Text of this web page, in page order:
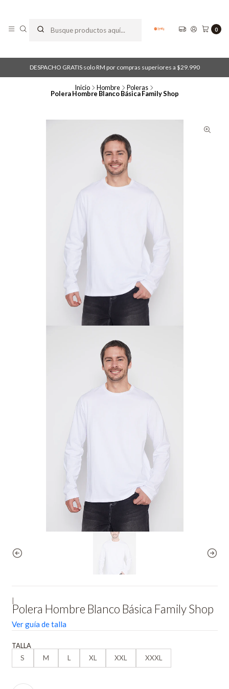
0
DESPACHO GRATIS solo RM por compras superiores a $29.990
Inicio Hombre Poleras
Polera Hombre Blanco Básica Family Shop
Polera Hombre Blanco Básica Family Shop
Ver guía de talla
TALLA
S
M L XL XXL XXXL